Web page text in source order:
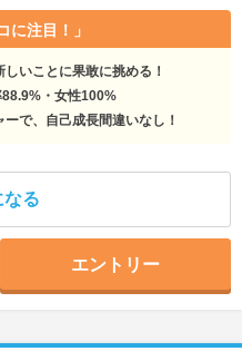
に注目！」
いことに果敢に挑める！
・女性100%
で、自己成長間違いなし！
なる
エントリー